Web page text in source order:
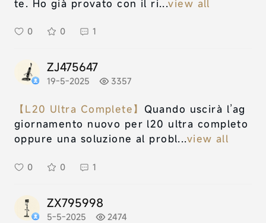
te. Ho già provato con il ri...view all
0 0 1
ZJ475647
19-5-2025 3357
【L20 Ultra Complete】 Quando uscirà l’ag
giornamento nuovo per l20 ultra completo
oppure una soluzione al probl...view all
0 0 1
ZX795998
5-5-2025 2474